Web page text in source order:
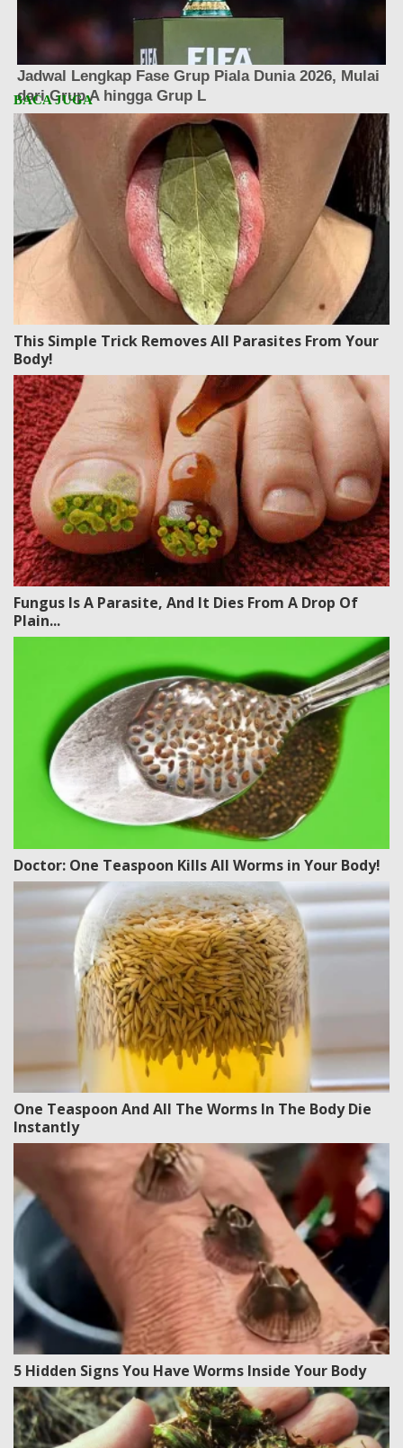
This Simple Trick Removes All Parasites From Your
Body!
Fungus Is A Parasite, And It Dies From A Drop Of
Plain...
Doctor: One Teaspoon Kills All Worms in Your Body!
One Teaspoon And All The Worms In The Body Die
Instantly
5 Hidden Signs You Have Worms Inside Your Body